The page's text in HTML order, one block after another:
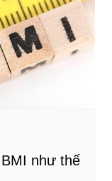
như thế